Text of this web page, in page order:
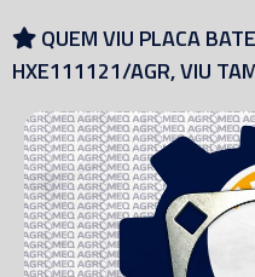
QUEM VIU PLACA
HXE111121/AGR, VIU